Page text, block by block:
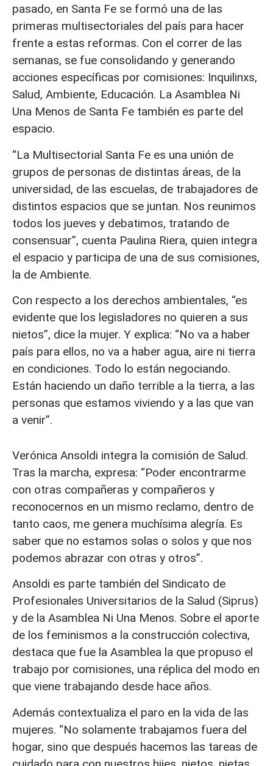
pasado, en Santa Fe se formó una de las
primeras multisectoriales del país para hacer
frente a estas reformas. Con el correr de las
semanas, se fue consolidando y generando
acciones específicas por comisiones: Inquilinxs,
Salud, Ambiente, Educación. La Asamblea Ni
Una Menos de Santa Fe también es parte del
espacio.
“La Multisectorial Santa Fe es una unión de
grupos de personas de distintas áreas, de la
universidad, de las escuelas, de trabajadores de
distintos espacios que se juntan. Nos reunimos
todos los jueves y debatimos, tratando de
consensuar”, cuenta Paulina Riera, quien integra
el espacio y participa de una de sus comisiones,
la de Ambiente.
Con respecto a los derechos ambientales, “es
evidente que los legisladores no quieren a sus
nietos”, dice la mujer. Y explica: “No va a haber
país para ellos, no va a haber agua, aire ni tierra
en condiciones. Todo lo están negociando.
Están haciendo un daño terrible a la tierra, a las
personas que estamos viviendo y a las que van
a venir”.
Verónica Ansoldi integra la comisión de Salud.
Tras la marcha, expresa: “Poder encontrarme
con otras compañeras y compañeros y
reconocernos en un mismo reclamo, dentro de
tanto caos, me genera muchísima alegría. Es
saber que no estamos solas o solos y que nos
podemos abrazar con otras y otros”.
Ansoldi es parte también del Sindicato de
Profesionales Universitarios de la Salud (Siprus)
y de la Asamblea Ni Una Menos. Sobre el aporte
de los feminismos a la construcción colectiva,
destaca que fue la Asamblea la que propuso el
trabajo por comisiones, una réplica del modo en
que viene trabajando desde hace años.
Además contextualiza el paro en la vida de las
mujeres. “No solamente trabajamos fuera del
hogar, sino que después hacemos las tareas de